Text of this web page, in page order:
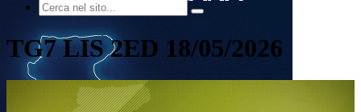
TG7 LIS 2ED 18/05/2026